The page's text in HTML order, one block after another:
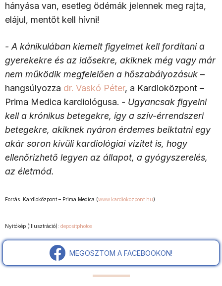
hányása van, esetleg ödémák jelennek meg rajta,
elájul, mentőt kell hívni!
- A kánikulában kiemelt figyelmet kell fordítani a
gyerekekre és az idősekre, akiknek még vagy már
nem működik megfelelően a hőszabályozásuk –
hangsúlyozza dr. Vaskó Péter, a Kardioközpont –
Prima Medica kardiológusa. - Ugyancsak figyelni
kell a krónikus betegekre, így a szív-érrendszeri
betegekre, akiknek nyáron érdemes beiktatni egy
akár soron kívüli kardiológiai vizitet is, hogy
ellenőrizhető legyen az állapot, a gyógyszerelés,
az életmód.
Forrás: Kardioközpont – Prima Medica (www.kardiokozpont.hu)
Nyitókép (illusztráció): depositphotos
MEGOSZTOM A FACEBOOKON!